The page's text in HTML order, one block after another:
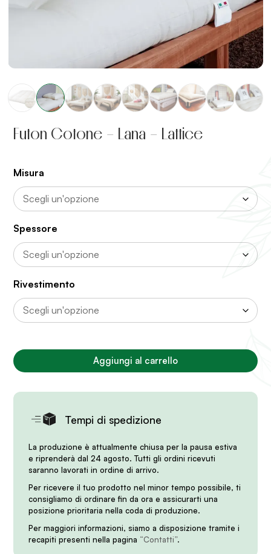
Futon Cotone – Lana – Lattice
Misura
Spessore
Rivestimento
Aggiungi al carrello
Tempi di spedizione
La produzione è attualmente chiusa per la pausa estiva
e riprenderà dal 24 agosto. Tutti gli ordini ricevuti
saranno lavorati in ordine di arrivo.
Per ricevere il tuo prodotto nel minor tempo possibile, ti
consigliamo di ordinare fin da ora e assicurarti una
posizione prioritaria nella coda di produzione.
Per maggiori informazioni, siamo a disposizione tramite i
recapiti presenti nella pagina “Contatti”.